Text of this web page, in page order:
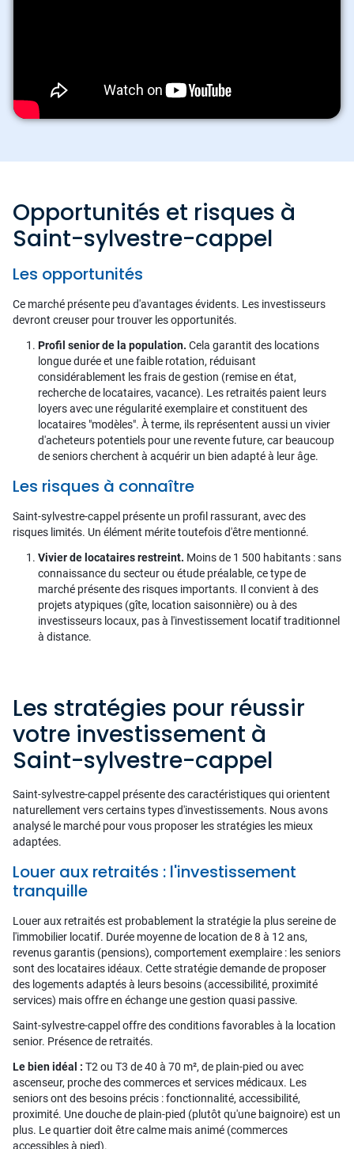
Opportunités et risques à
Saint-sylvestre-cappel
Les opportunités
Ce marché présente peu d'avantages évidents. Les investisseurs
devront creuser pour trouver les opportunités.
Profil senior de la population. Cela garantit des locations
longue durée et une faible rotation, réduisant
considérablement les frais de gestion (remise en état,
recherche de locataires, vacance). Les retraités paient leurs
loyers avec une régularité exemplaire et constituent des
locataires "modèles". À terme, ils représentent aussi un vivier
d'acheteurs potentiels pour une revente future, car beaucoup
de seniors cherchent à acquérir un bien adapté à leur âge.
Les risques à connaître
Saint-sylvestre-cappel présente un profil rassurant, avec des
risques limités. Un élément mérite toutefois d'être mentionné.
Vivier de locataires restreint. Moins de 1 500 habitants : sans
connaissance du secteur ou étude préalable, ce type de
marché présente des risques importants. Il convient à des
projets atypiques (gîte, location saisonnière) ou à des
investisseurs locaux, pas à l'investissement locatif traditionnel
à distance.
Les stratégies pour réussir
votre investissement à
Saint-sylvestre-cappel
Saint-sylvestre-cappel présente des caractéristiques qui orientent
naturellement vers certains types d'investissements. Nous avons
analysé le marché pour vous proposer les stratégies les mieux
adaptées.
Louer aux retraités : l'investissement
tranquille
Louer aux retraités est probablement la stratégie la plus sereine de
l'immobilier locatif. Durée moyenne de location de 8 à 12 ans,
revenus garantis (pensions), comportement exemplaire : les seniors
sont des locataires idéaux. Cette stratégie demande de proposer
des logements adaptés à leurs besoins (accessibilité, proximité
services) mais offre en échange une gestion quasi passive.
Saint-sylvestre-cappel offre des conditions favorables à la location
senior. Présence de retraités.
Le bien idéal : T2 ou T3 de 40 à 70 m², de plain-pied ou avec
ascenseur, proche des commerces et services médicaux. Les
seniors ont des besoins précis : fonctionnalité, accessibilité,
proximité. Une douche de plain-pied (plutôt qu'une baignoire) est un
plus. Le quartier doit être calme mais animé (commerces
accessibles à pied).